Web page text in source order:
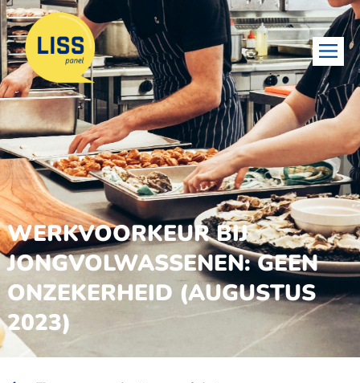
WERKVOORKEUR BIJ
JONGVOLWASSENEN: GEEN
ONZEKERHEID (AUGUSTUS
2023)